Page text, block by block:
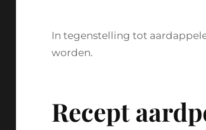
In tegenstelling tot
worden.
Recept